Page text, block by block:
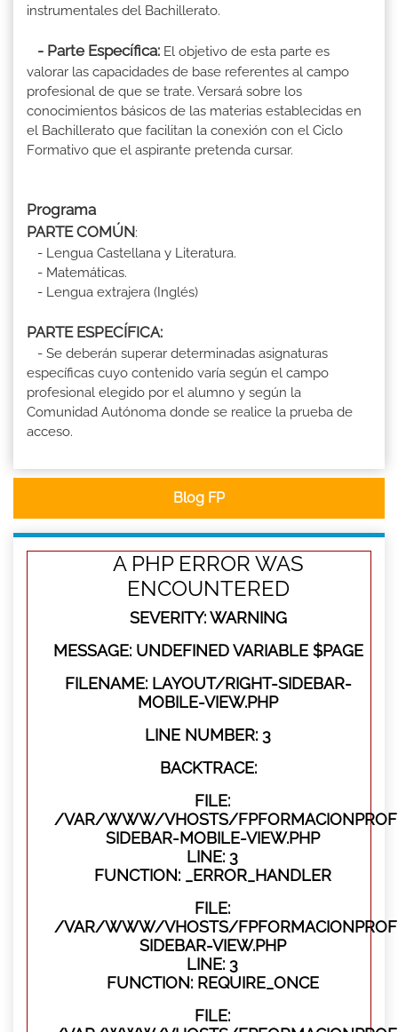
instrumentales del Bachillerato.
- Parte Específica: El objetivo de esta parte es
valorar las capacidades de base referentes al campo
profesional de que se trate. Versará sobre los
conocimientos básicos de las materias establecidas en
el Bachillerato que facilitan la conexión con el Ciclo
Formativo que el aspirante pretenda cursar.
Programa
PARTE COMÚN:
- Lengua Castellana y Literatura.
- Matemáticas.
- Lengua extrajera (Inglés)
PARTE ESPECÍFICA:
- Se deberán superar determinadas asignaturas
específicas cuyo contenido varía según el campo
profesional elegido por el alumno y según la
Comunidad Autónoma donde se realice la prueba de
acceso.
Blog FP
A PHP ERROR WAS
ENCOUNTERED
SEVERITY: WARNING
MESSAGE: UNDEFINED VARIABLE $PAGE
FILENAME: LAYOUT/RIGHT-SIDEBAR-
MOBILE-VIEW.PHP
LINE NUMBER: 3
BACKTRACE:
FILE:
/VAR/WWW/VHOSTS/
SIDEBAR-MOBILE-VIEW.PHP
LINE: 3
FUNCTION: _ERROR_HANDLER
FILE:
/VAR/WWW/VHOSTS/
SIDEBAR-VIEW.PHP
LINE: 3
FUNCTION: REQUIRE_ONCE
FILE: